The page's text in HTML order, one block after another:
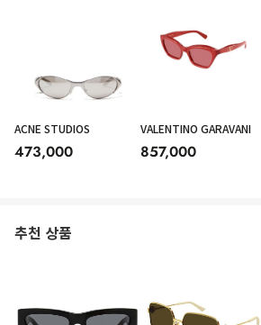
ACNE STUDIOS
473,000
VALENTINO GARAVANI
857,000
추천 상품